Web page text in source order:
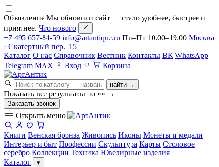
Объявление Мы обновили сайт — стало удобнее, быстрее и
приятнее. Что нового
+7 495 657-84-59 info@artantique.ru Пн–Пт 10:00–19:00 Москва
· Скатертный пер., 15
Каталог О нас Справочник Вестник Контакты ВК WhatsApp
Telegram MAX Вход Корзина
найти →
Показать все результаты по «» →
Заказать звонок
Открыть меню
Книги Венская бронза Живопись Иконы Монеты и медали
Интерьер и быт Профессии Скульптура Карты Столовое
серебро Коллекции Техника Ювелирные изделия
Каталог
▾